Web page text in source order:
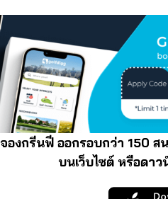
จองกรีนฟี ออกรอบกว่า 150
บนเว็บไซต์ หรือดา